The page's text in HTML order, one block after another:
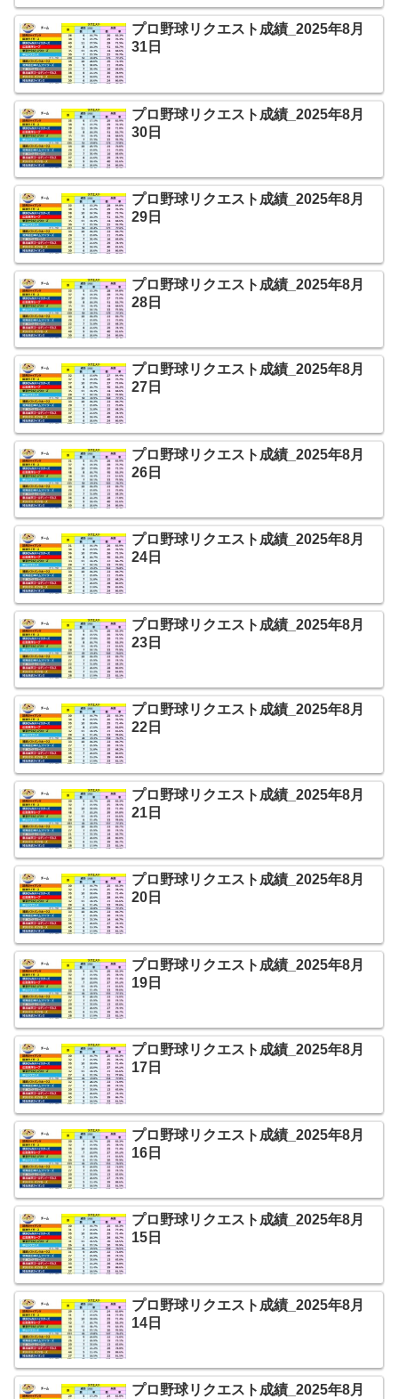
プロ野球リクエスト成績_2025年8月
31日
プロ野球リクエスト成績_2025年8月
30日
プロ野球リクエスト成績_2025年8月
29日
プロ野球リクエスト成績_2025年8月
28日
プロ野球リクエスト成績_2025年8月
27日
プロ野球リクエスト成績_2025年8月
26日
プロ野球リクエスト成績_2025年8月
24日
プロ野球リクエスト成績_2025年8月
23日
プロ野球リクエスト成績_2025年8月
22日
プロ野球リクエスト成績_2025年8月
21日
プロ野球リクエスト成績_2025年8月
20日
プロ野球リクエスト成績_2025年8月
19日
プロ野球リクエスト成績_2025年8月
17日
プロ野球リクエスト成績_2025年8月
16日
プロ野球リクエスト成績_2025年8月
15日
プロ野球リクエスト成績_2025年8月
14日
プロ野球リクエスト成績_2025年8月